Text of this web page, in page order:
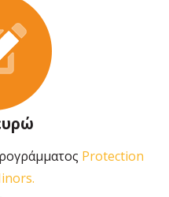
Protection